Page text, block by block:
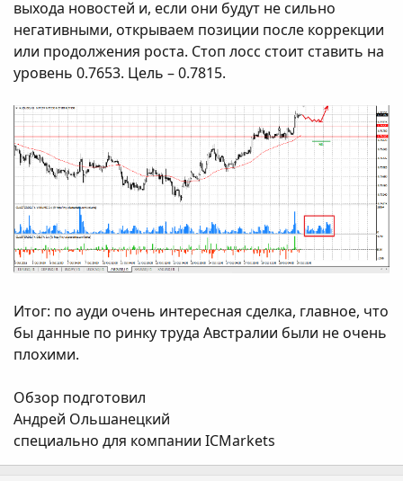
выхода новостей и, если они будут не сильно
негативными, открываем позиции после коррекции
или продолжения роста. Стоп лосс стоит ставить на
уровень 0.7653. Цель – 0.7815.
Итог: по ауди очень интересная сделка, главное, что
бы данные по ринку труда Австралии были не очень
плохими.
Обзор подготовил
Андрей Ольшанецкий
специально для компании ICMarkets